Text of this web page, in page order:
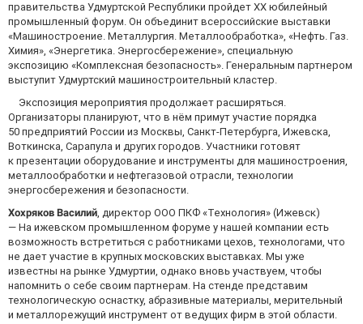
правительства Удмуртской Республики пройдет XX юбилейный
промышленный форум. Он объединит всероссийские выставки
«Машиностроение. Металлургия. Металлообработка», «Нефть. Газ.
Химия», «Энергетика. Энергосбережение», специальную
экспозицию «Комплексная безопасность». Генеральным партнером
выступит Удмуртский машиностроительный кластер.
Экспозиция мероприятия продолжает расширяться.
Организаторы планируют, что в нём примут участие порядка
50 предприятий России из Москвы, Санкт-Петербурга, Ижевска,
Воткинска, Сарапула и других городов. Участники готовят
к презентации оборудование и инструменты для машиностроения,
металлообработки и нефтегазовой отрасли, технологии
энергосбережения и безопасности.
Хохряков Василий, директор ООО ПКФ «Технология» (Ижевск)
— На ижевском промышленном форуме у нашей компании есть
возможность встретиться с работниками цехов, технологами, что
не дает участие в крупных московских выставках. Мы уже
известны на рынке Удмуртии, однако вновь участвуем, чтобы
напомнить о себе своим партнерам. На стенде представим
технологическую оснастку, абразивные материалы, мерительный
и металлорежущий инструмент от ведущих фирм в этой области.